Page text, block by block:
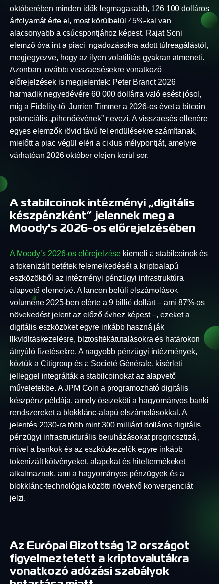
októberében minden idők legmagasabb, 126 100 dolláros
árfolyamát érte el, most körülbelül 45%-kal van
alacsonyabb a csúcspontjához képest. Rajat Soni
elemző óva int a piaci ingadozásokra adott túlreagálástól,
megjegyezve, hogy az ilyen volatilitás gyakran átmeneti.
Azonban további visszaesésekre vonatkozó
előrejelzések is megjelentek: Peter Brandt 2026
harmadik negyedévére 60 000 dollárra való esést jósol,
míg a Fidelity-től Jurrien Timmer a 2026-os évet a bitcoin
potenciális „pihenőévének” nevezi. A visszaesés ellenére
egyes elemzők rövid távú fellendülésekre számítanak,
mielőtt a piac végül eléri a ciklus mélypontját, amelyre
várhatóan 2026 október elején kerül sor.
A stabilcoinok intézményi „digitális
készpénzként” jelennek meg a
Moody's 2026-os előrejelzésében
A Moody’s 2026-os előrejelzése kiemeli a stabilcoinok és
a tokenizált betétek felemelkedését a kriptoalapú
eszközökből az intézményi pénzügyi infrastruktúra
alapvető elemeivé. A láncon belüli elszámolások
volumene 2025-ben elérte a 9 billió dollárt – ami 87%-os
növekedést jelent az előző évhez képest –, ezeket a
digitális eszközöket egyre inkább használják
likviditáskezelésre, biztosítékátutalásokra és határokon
átnyúló fizetésekre. A nagyobb pénzügyi intézmények,
köztük a Citigroup és a Société Générale, kísérleti
jelleggel integrálták a stabilcoinokat az alapvető
műveletekbe. A JPM Coin a programozható digitális
készpénz példája, amely összeköti a hagyományos banki
rendszereket a blokklánc-alapú elszámolásokkal. A
jelentés 2030-ra több mint 300 milliárd dolláros digitális
pénzügyi infrastrukturális beruházásokat prognosztizál,
mivel a bankok és az eszközkezelők egyre inkább
tokenizált kötvényeket, alapokat és hiteltermékeket
alkalmaznak, ami a hagyományos pénzügyek és a
blokklánc-technológia közötti növekvő konvergenciát
jelzi.
Az Európai Bizottság 12 országot
figyelmeztetett a kriptovalutákra
vonatkozó adózási szabályok